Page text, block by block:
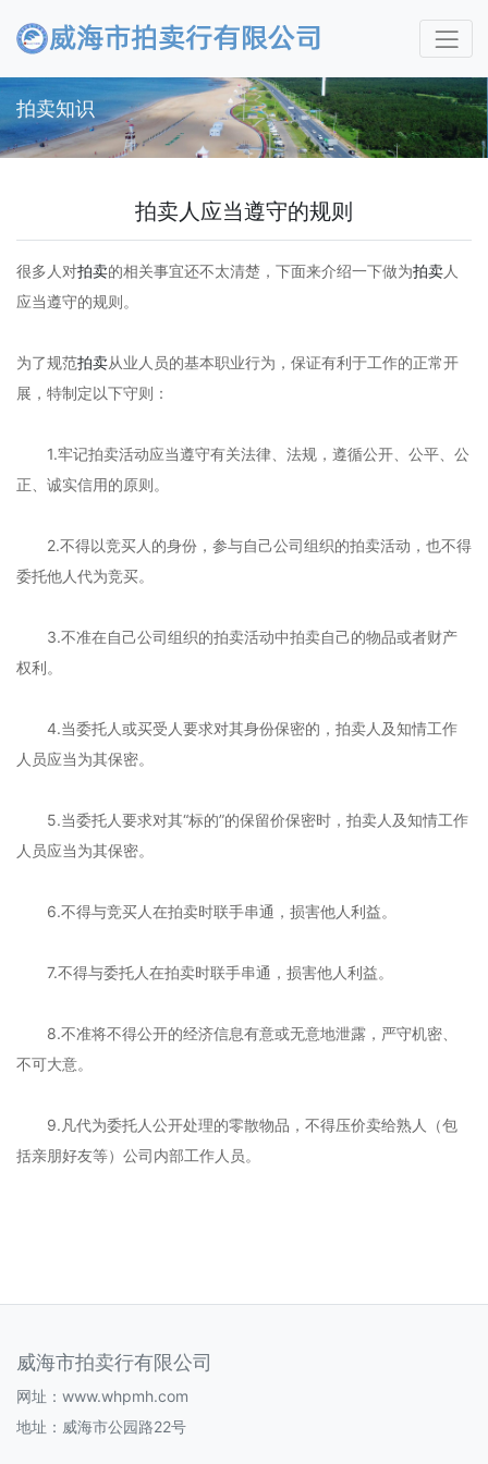
拍卖知识
拍卖人应当遵守的规则
很多人对拍卖的相关事宜还不太清楚，下面来介绍一下做为拍卖人
应当遵守的规则。
为了规范拍卖从业人员的基本职业行为，保证有利于工作的正常开
展，特制定以下守则：
1.牢记拍卖活动应当遵守有关法律、法规，遵循公开、公平、公
正、诚实信用的原则。
2.不得以竞买人的身份，参与自己公司组织的拍卖活动，也不得
委托他人代为竞买。
3.不准在自己公司组织的拍卖活动中拍卖自己的物品或者财产
权利。
4.当委托人或买受人要求对其身份保密的，拍卖人及知情工作
人员应当为其保密。
5.当委托人要求对其“标的”的保留价保密时，拍卖人及知情工作
人员应当为其保密。
6.不得与竞买人在拍卖时联手串通，损害他人利益。
7.不得与委托人在拍卖时联手串通，损害他人利益。
8.不准将不得公开的经济信息有意或无意地泄露，严守机密、
不可大意。
9.凡代为委托人公开处理的零散物品，不得压价卖给熟人（包
括亲朋好友等）公司内部工作人员。
威海市拍卖行有限公司
网址： www.whpmh.com
地址：威海市公园路22号